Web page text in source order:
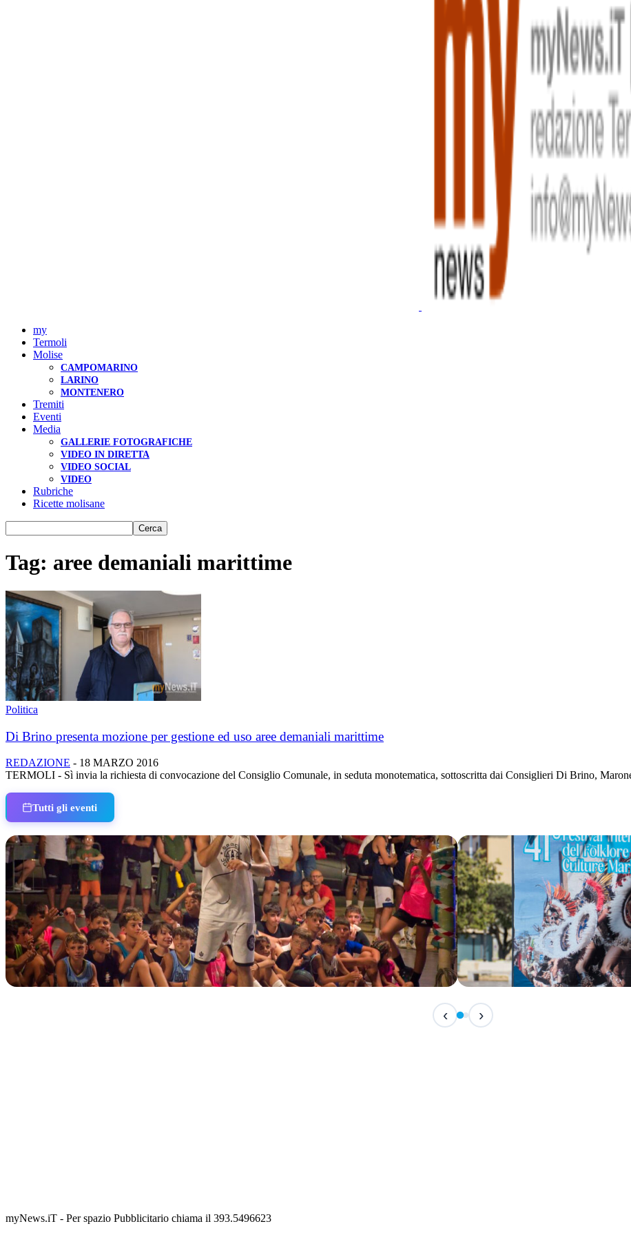
my
Termoli
Molise
CAMPOMARINO
LARINO
MONTENERO
Tremiti
Eventi
Media
GALLERIE FOTOGRAFICHE
VIDEO IN DIRETTA
VIDEO SOCIAL
VIDEO
Rubriche
Ricette molisane
Tag: aree demaniali marittime
Politica
Di Brino presenta mozione per gestione ed uso aree demaniali marittime
REDAZIONE - 18 MARZO 2016
TERMOLI - Sì invia la richiesta di convocazione del Consiglio Comunale, in seduta monotematica, sottoscritta dai Consiglieri Di Brino,
Tutti gli eventi
IN CORSO
Festival Internazionale del
‹ ›
myNews.iT - Per spazio Pubblicitario chiama il 393.5496623